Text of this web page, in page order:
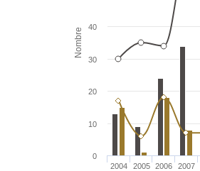
Nombre
2004 2005 2006 2007
0
10
20
30
40